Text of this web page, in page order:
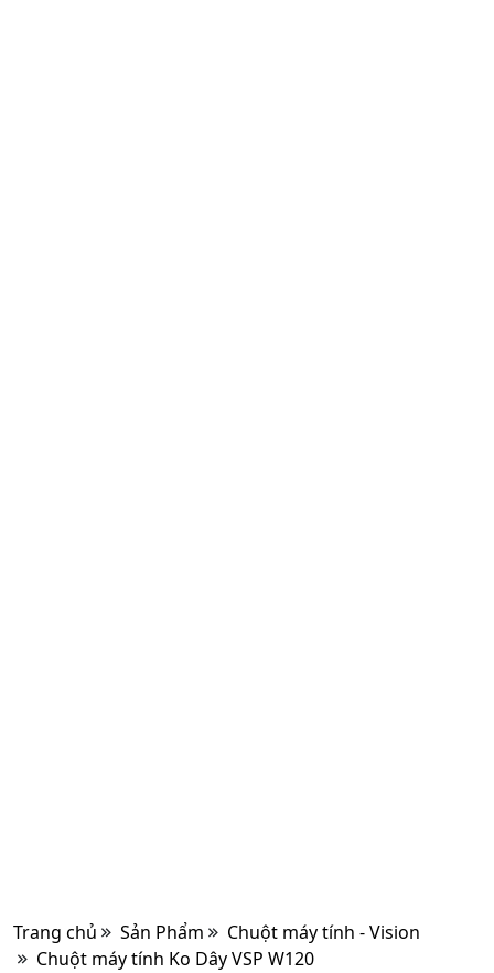
Trang chủ Sản Phẩm
Chuột máy tính - Vision
Chuột máy tính Ko Dây VSP W120